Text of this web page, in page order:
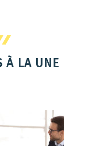
À LA UNE